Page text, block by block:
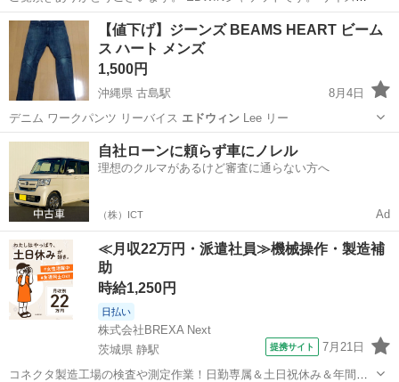
S。 素人採寸ですが、肩幅、約45位。 袖長さ、約55位です。 完璧
な採寸でなくて多少の前後しますが、あくまでも参考になればと思い
ます。 長い事使用し...
三重 伊勢市 五十鈴川駅 ジャケット
【値下げ】ジーンズ BEAMS HEART ビーム
ス ハート メンズ
1,500円
沖縄県 古島駅
8月4日
デニム ワークパンツ リーバイス エドウィンLee リー
沖縄 那覇市 古島駅 ジーンズ/デニム
自社ローンに頼らず車にノレル
理想のクルマがあるけど審査に通らない方へ
（株）ICT Ad
≪月収22万円・派遣社員≫機械操作・製造補
助
時給1,250円
日払い
株式会社BREXA Next
茨城県 静駅
提携サイト 7月21日
コネクタ製造工場の検査や測定作業！日勤専属＆土日祝休み＆年間休